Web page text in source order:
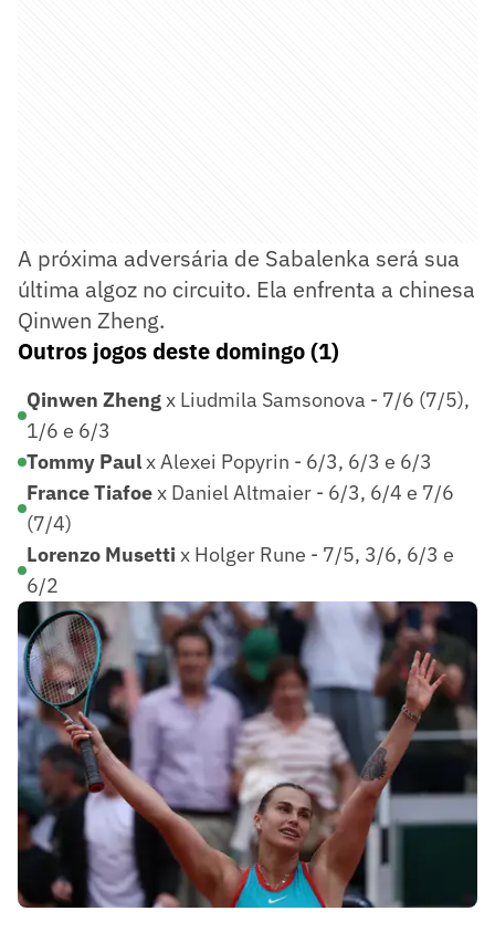
A próxima adversária de Sabalenka será sua
última algoz no circuito. Ela enfrenta a chinesa
Qinwen Zheng.
Outros jogos deste domingo (1)
Qinwen Zhengx Liudmila Samsonova - 7/6 (7/5),
1/6 e 6/3
Tommy Paulx Alexei Popyrin - 6/3, 6/3 e 6/3
France Tiafoex Daniel Altmaier - 6/3, 6/4 e 7/6
(7/4)
Lorenzo Musetti x Holger Rune - 7/5, 3/6, 6/3 e
6/2